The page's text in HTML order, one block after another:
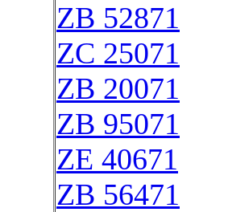
ZB 52871
ZC 25071
ZB 20071
ZB 95071
ZE 40671
ZB 56471